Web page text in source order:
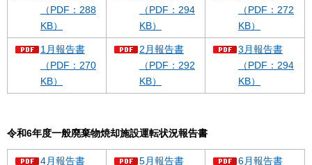
（PDF：288
KB）
（PDF：294
KB）
（PDF：272
KB）
1月報告書
（PDF：270
KB）
2月報告書
（PDF：292
KB）
3月報告書
（PDF：294
KB）
令和6年度一般廃棄物焼却施設運転状況報告書
4月報告書
5月報告書
6月報告書